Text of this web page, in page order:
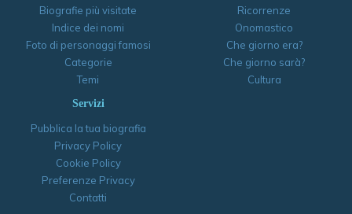
Biografie più visitate
Indice dei nomi
Foto di personaggi famosi
Categorie
Temi
Ricorrenze
Onomastico
Che giorno era?
Che giorno sarà?
Cultura
Servizi
Pubblica la tua biografia
Privacy Policy
Cookie Policy
Preferenze Privacy
Contatti